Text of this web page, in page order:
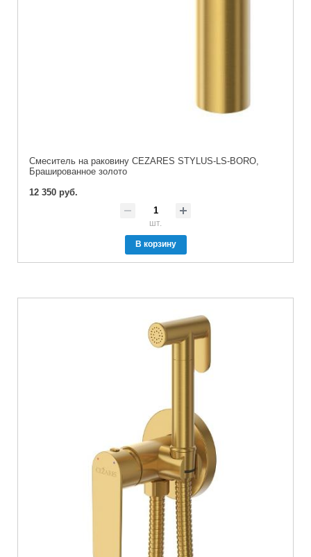
Смеситель на раковину CEZARES STYLUS-LS-BORO,
Брашированное золото
12 350 руб.
шт.
В корзину